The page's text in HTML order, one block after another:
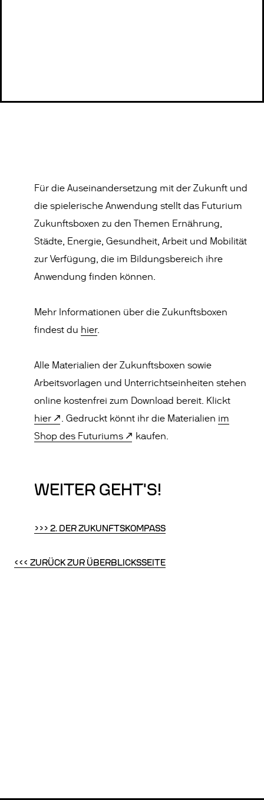
Für die Auseinandersetzung mit der Zukunft und
die spielerische Anwendung stellt das Futurium
Zukunftsboxen zu den Themen Ernährung,
Städte, Energie, Gesundheit, Arbeit und Mobilität
zur Verfügung, die im Bildungsbereich ihre
Anwendung finden können.
Mehr Informationen über die Zukunftsboxen
findest du hier.
Alle Materialien der Zukunftsboxen sowie
Arbeitsvorlagen und Unterrichtseinheiten stehen
online kostenfrei zum Download bereit. Klickt
hier
. Gedruckt könnt ihr die Materialien im
Shop des Futuriums
kaufen.
WEITER GEHT'S!
>>> 2. DER ZUKUNFTSKOMPASS
<<< ZURÜCK ZUR ÜBERBLICKSSEITE